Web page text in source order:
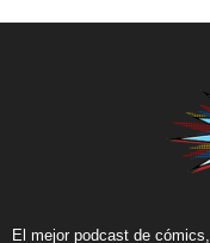
El mejor podcast de